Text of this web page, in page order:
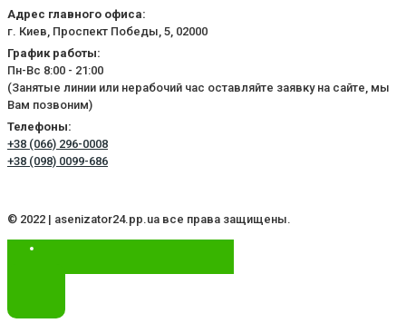
Адрес главного офиса:
г. Киев, Проспект Победы, 5, 02000
График работы:
Пн-Вс 8:00 - 21:00
(Занятые линии или нерабочий час оставляйте заявку на сайте, мы
Вам позвоним)
Телефоны:
+38 (066) 296-0008
+38 (098) 0099-686
© 2022 | asenizator24.pp.ua все права защищены.